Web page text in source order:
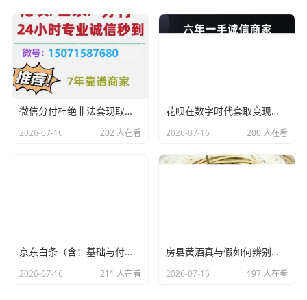
微信分付杜绝非法套现取现变现！！！
2026-07-16 202 人在看
花呗在数字时代套取变现会有风险吗？
2026-07-16 200 人在看
京东白条（含：基础与付费额度）取套购物全套解析
2026-07-16 211 人在看
房县黄酒真与假如何辨别！有什么营养价值？怎样买到口感纯正的房县黄酒？
2026-07-16 197 人在看